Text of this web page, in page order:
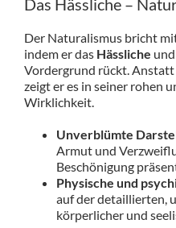
Das Hässliche –
Der Naturalismus bricht
indem er das Hässliche und
Vordergrund rückt. Anstatt
zeigt er es in seiner rohen
Wirklichkeit.
Unverblümte
Armut und
Beschönigung
Physische und
auf der detaillierten,
körperlicher und